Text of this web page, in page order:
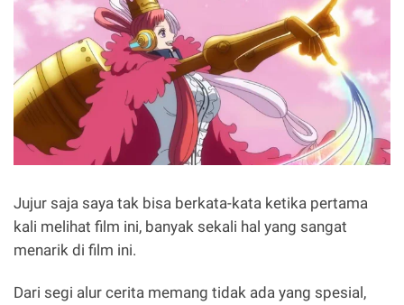
Jujur saja saya tak bisa berkata-kata ketika pertama
kali melihat film ini, banyak sekali hal yang sangat
menarik di film ini.
Dari segi alur cerita memang tidak ada yang spesial,